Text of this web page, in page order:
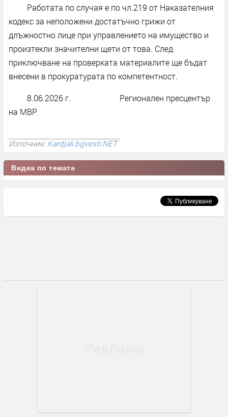
Работата по случая е по чл.219 от Наказателния
кодекс за неположени достатъчно грижи от
длъжностно лице при управлението на имущество и
произтекли значителни щети от това. След
приключване на проверката материалите ще бъдат
внесени в прокуратурата по компетентност.
8.06.2026 г. Регионален пресцентър
на МВР
Източник:Kardjali.bgvesti.NET
Видеа по темата